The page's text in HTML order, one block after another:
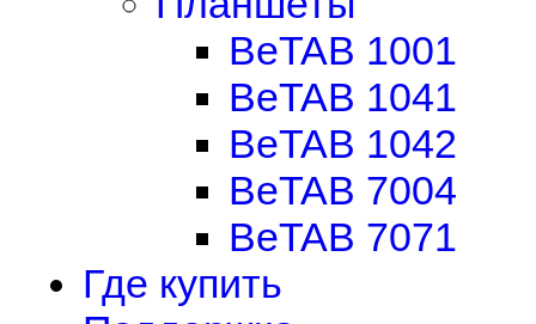
BeTAB 1001
BeTAB 1041
BeTAB 1042
BeTAB 7004
BeTAB 7071
Где купить